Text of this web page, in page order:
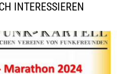
INTERESSIEREN